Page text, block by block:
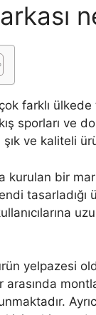
farklı
sporları
şık ve kaliteli
kurulan bir
yelpazesi